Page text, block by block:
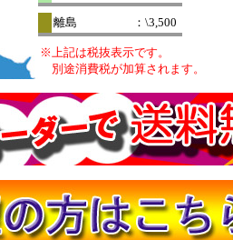
離島 ：\3,500
※上記は税抜表示です。
別途消費税が加算されます。